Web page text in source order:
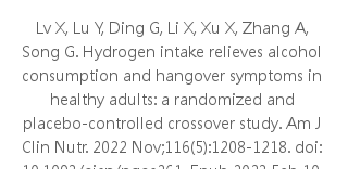
Lv X, Lu Y, Ding G, Li X, Xu X, Zhang A,
Song G. Hydrogen intake relieves alcohol
consumption and hangover symptoms in
healthy adults: a randomized and
placebo-controlled crossover study. Am J
Clin Nutr. 2022 Nov;116(5):1208-1218. doi: